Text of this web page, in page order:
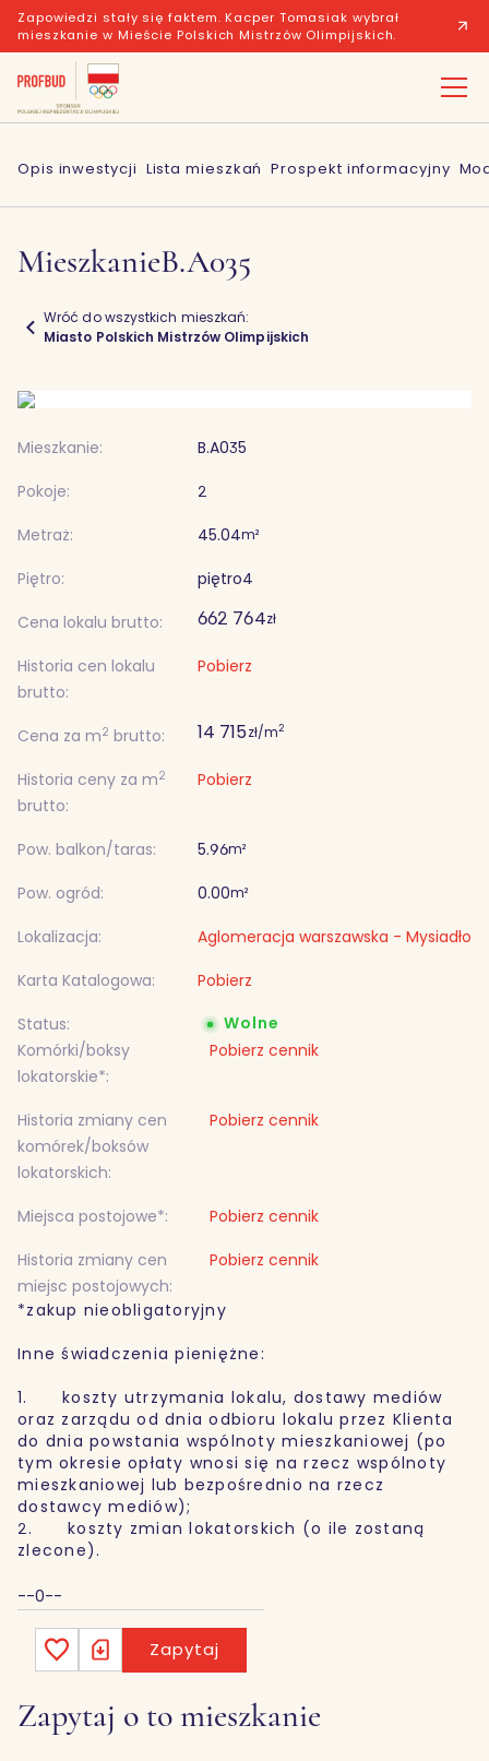
Zapowiedzi stały się faktem. Kacper Tomasiak wybrał
mieszkanie w Mieście Polskich Mistrzów Olimpijskich.
Opis inwestycji Lista mieszkań Prospekt informacyjny
MieszkanieB.A035
Wróć do wszystkich mieszkań:
Miasto Polskich Mistrzów Olimpijskich
Mieszkanie:
B.A035
Pokoje:
2
Metraż:
45.04m²
Piętro: piętro4
Cena lokalu brutto:
662 764zł
Historia cen lokalu
brutto:
Pobierz
Cena za m2 brutto: 14 715zł/m2
Historia ceny za m2
brutto:
Pobierz
Pow. balkon/taras: 5.96m²
Pow. ogród: 0.00m²
Lokalizacja:
Aglomeracja warszawska - Mysiadło
Karta Katalogowa:
Pobierz
Status:
Wolne
Komórki/boksy
lokatorskie*:
Pobierz cennik
Historia zmiany cen
komórek/boksów
lokatorskich:
Pobierz cennik
Miejsca postojowe*:
Pobierz cennik
Historia zmiany cen
miejsc postojowych:
Pobierz cennik
*zakup nieobligatoryjny
Inne świadczenia pieniężne:
1. koszty utrzymania lokalu, dostawy mediów
oraz zarządu od dnia odbioru lokalu przez Klienta
do dnia powstania wspólnoty mieszkaniowej (po
tym okresie opłaty wnosi się na rzecz wspólnoty
mieszkaniowej lub bezpośrednio na rzecz
dostawcy mediów);
2. koszty zmian lokatorskich (o ile zostaną
zlecone).
--0--
Zapytaj
Zapytaj o to mieszkanie